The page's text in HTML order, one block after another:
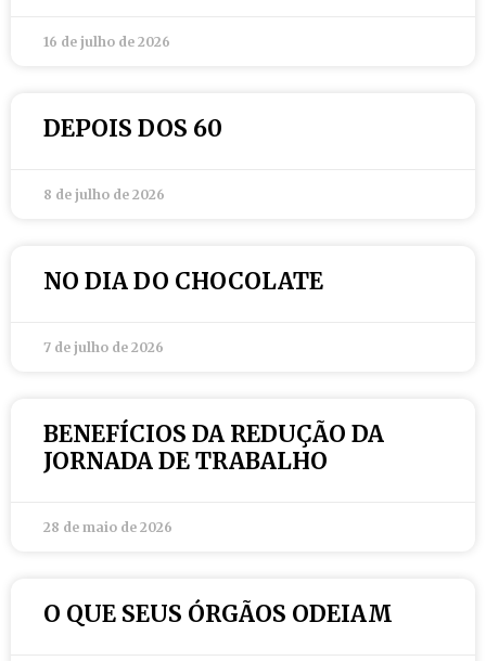
16 de julho de 2026
DEPOIS DOS 60
8 de julho de 2026
NO DIA DO CHOCOLATE
7 de julho de 2026
BENEFÍCIOS DA REDUÇÃO DA
JORNADA DE TRABALHO
28 de maio de 2026
O QUE SEUS ÓRGÃOS ODEIAM